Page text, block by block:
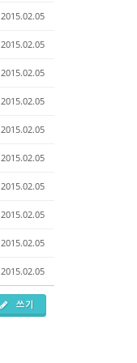
2015.02.05
2015.02.05
2015.02.05
2015.02.05
2015.02.05
2015.02.05
2015.02.05
2015.02.05
2015.02.05
2015.02.05
쓰기